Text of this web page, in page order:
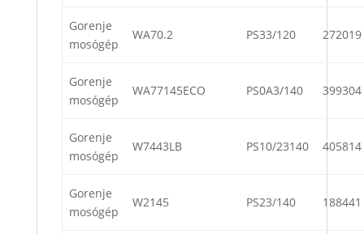
Gorenje
mosógép
WA70.2 PS33/120 272019
Gorenje
mosógép
WA77145ECO PS0A3/140 399304
Gorenje
mosógép
W7443LB PS10/23140 405814
Gorenje
mosógép
W2145 PS23/140 188441